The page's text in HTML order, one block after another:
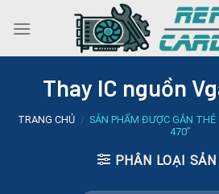
Thay IC nguồn
TRANG CHỦ / SẢN PHẨM ĐƯỢC GẮN THẺ
470”
PHÂN LOẠI